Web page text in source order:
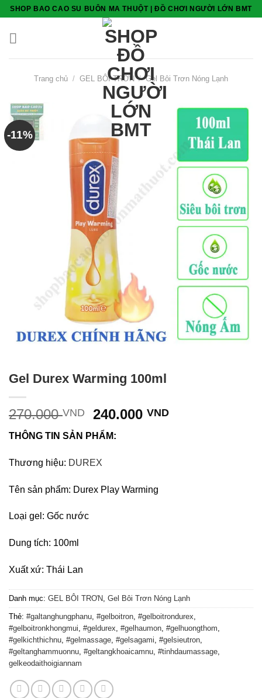
Skip
content
SHOP BAO CAO SU BUÔN MA THUỘT | ĐỒ CHƠI NGƯỜI LỚN BMT
Trang chủ / GEL BÔI TRƠN / Gel Bôi Trơn Nóng Lạnh
-11%
Gel Durex Warming 100ml
270.000VND
Giá
gốc
là:
270.000 VND.
240.000VNDGiá
THÔNG TIN SẢN PHẨM:
Thương hiệu: DUREX
Tên sản phẩm: Durex Play Warming
Loại gel: Gốc nước
Dung tích: 100ml
Xuất xứ: Thái Lan
Danh mục: GEL BÔI TRƠN Gel Bôi Trơn Nóng Lạnh
Thẻ: #galtanghungphanu #gelboitron #gelboitrondurex
#gelboitronkhongmui #geldurex #gelhaumon #gelhuongthom
#gelkichthichnu #gelmassage #gelsagami #gelsieutron
#geltanghammuonnu #geltangkhoaicamnu #tinhdaumassage
gelkeodaithoigiannam